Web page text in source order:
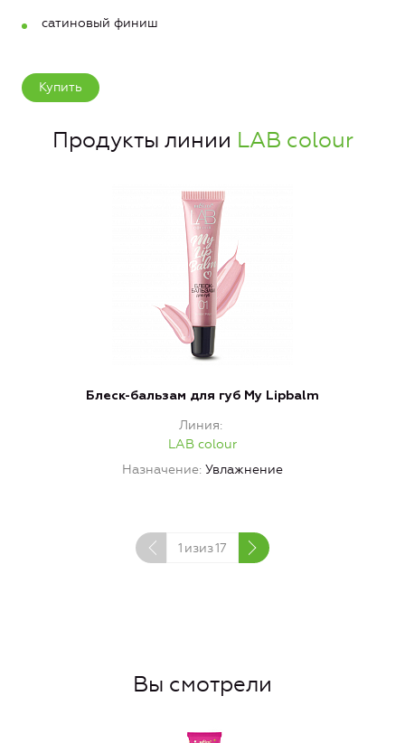
сатиновый финиш
Купить
Продукты линии LAB colour
Блеск-бальзам для губ My Lipbalm
Линия
LAB colour
Назначение Увлажнение
1 изиз17
Вы смотрели